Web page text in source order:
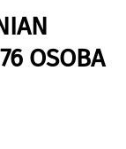
OSOBA